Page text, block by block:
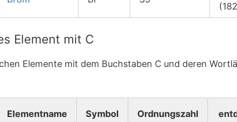
Element mit C
Elemente mit dem Buchstaben C und deren
Elementname Symbol Ordnungszahl